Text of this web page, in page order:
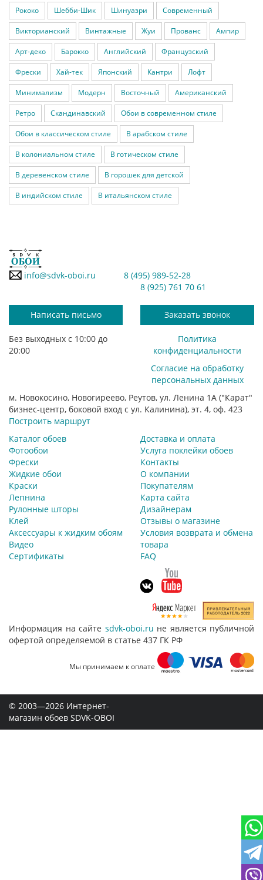
Рококо Шебби-Шик Шинуазри Современный
Викторианский Винтажные Жуи Прованс Ампир
Арт-деко Барокко Английский Французский
Фрески Хай-тек Японский Кантри Лофт
Минимализм Модерн Восточный Американский
Ретро Скандинавский Обои в современном стиле
Обои в классическом стиле В арабском стиле
В колониальном стиле В готическом стиле
В деревенском стиле В горошек для детской
В индийском стиле В итальянском стиле
info@sdvk-oboi.ru
8 (495) 989-52-28
8 (925) 761 70 61
Написать письмо Заказать звонок
Без выходных с 10:00 до
20:00
Политика
конфиденциальности
Согласие на обработку
персональных данных
м. Новокосино, Новогиреево, Реутов, ул. Ленина 1А ("Карат"
бизнес-центр, боковой вход с ул. Калинина), эт. 4, оф. 423
Построить маршрут
Каталог обоев
Фотообои
Фрески
Жидкие обои
Краски
Лепнина
Рулонные шторы
Клей
Аксессуары к жидким обоям
Видео
Сертификаты
Доставка и оплата
Услуга поклейки обоев
Контакты
О компании
Покупателям
Карта сайта
Дизайнерам
Отзывы о магазине
Условия возврата и обмена
товара
FAQ
Информация на сайте sdvk-oboi.ru не является публичной
офертой определяемой в статье 437 ГК РФ
Мы принимаем к оплате
© 2003—2026 Интернет-
магазин обоев SDVK-OBOI